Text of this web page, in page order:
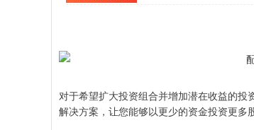
对于希望扩大投资组合并增加潜在收益的
解决方案，让您能够以更少的资金投资更多